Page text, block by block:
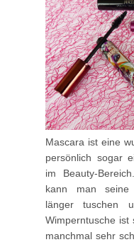
Mascara ist eine
persönlich sogar
im Beauty-
kann man seine
länger tuschen
Wimperntusche ist
manchmal sehr